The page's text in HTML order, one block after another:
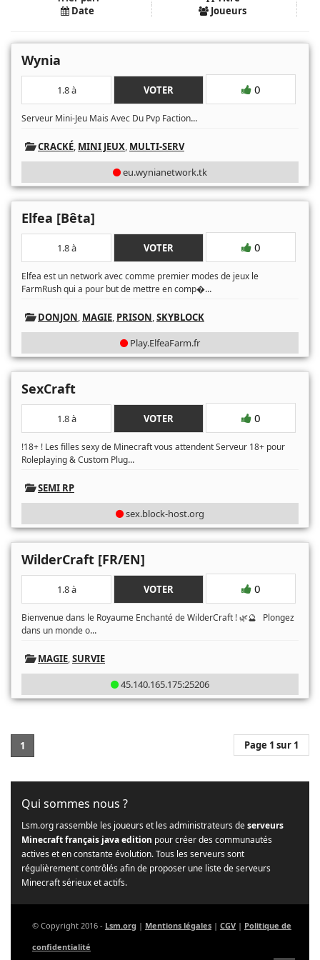
Date
Joueurs
Wynia
1.8 à VOTER 0
Serveur Mini-Jeu Mais Avec Du Pvp Faction...
CRACKÉ, MINI JEUX, MULTI-SERV
eu.wynianetwork.tk
Elfea [Bêta]
1.8 à VOTER 0
Elfea est un network avec comme premier modes de jeux le
FarmRush qui a pour but de mettre en comp�...
DONJON, MAGIE, PRISON,SKYBLOCK
Play.ElfeaFarm.fr
SexCraft
1.8 à VOTER 0
!18+ ! Les filles sexy de Minecraft vous attendent Serveur 18+ pour
Roleplaying & Custom Plug...
SEMI RP
sex.block-host.org
WilderCraft [FR/EN]
1.8 à VOTER 0
Bienvenue dans le Royaume Enchanté de WilderCraft ! 🌿🔮 Plongez
dans un monde o...
MAGIE,SURVIE
45.140.165.175:25206
1 Page 1 sur 1
Qui sommes nous ?
Lsm.org rassemble les joueurs et les administrateurs deserveurs
Minecraft français java edition pour créer des communautés
actives et en constante évolution. Tous les serveurs sont
régulièrement contrôlés afin de proposer une liste de serveurs
Minecraft sérieux et actifs.
© Copyright 2016 - Lsm.org | Mentions légales | CGV | Politique de
confidentialité